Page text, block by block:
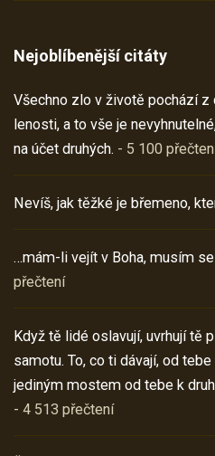
Nejoblíbenější citáty
Všechno zlo v životě pochází z
lenosti, a to vše je
na účet druhých. - 5 100
Nevíš, jak těžké je břemeno,
…mám-li vejít v Boha, musím
přečtení
Když tě lidé oslavují, uvrhují tě
samotu. To, co ti dávají, od
jediným mostem od tebe k
- 4 513 přečtení